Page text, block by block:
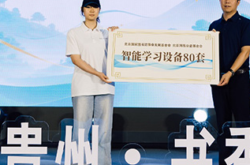
国残疾人数字图书馆
图书馆数字共享空间“关爱夕阳”老年